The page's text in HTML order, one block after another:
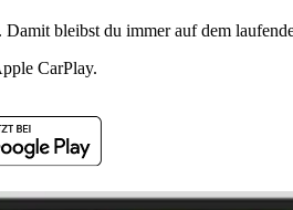
bleibst du immer auf dem
CarPlay.